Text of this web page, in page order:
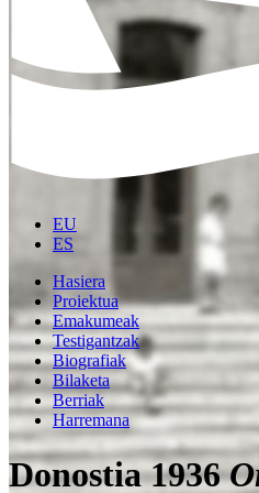
EU
ES
Hasiera
Proiektua
Emakumeak
Testigantzak
Biografiak
Bilaketa
Berriak
Harremana
Donostia 1936